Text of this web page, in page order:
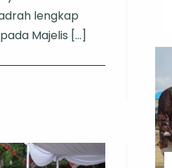
Serahkan
Bantuan
Rebana
Lengkap
lengkap
Majelis […]